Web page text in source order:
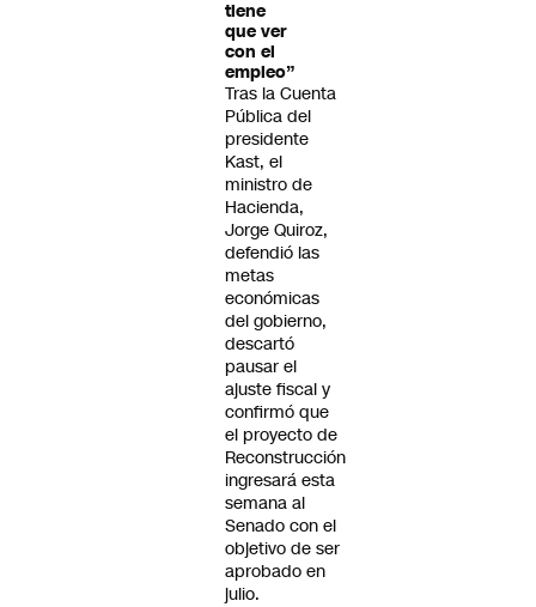
tiene
que ver
con el
empleo”
Tras la Cuenta
Pública del
presidente
Kast, el
ministro de
Hacienda,
Jorge Quiroz,
defendió las
metas
económicas
del gobierno,
descartó
pausar el
ajuste fiscal y
confirmó que
el proyecto de
Reconstrucción
ingresará esta
semana al
Senado con el
objetivo de ser
aprobado en
julio.